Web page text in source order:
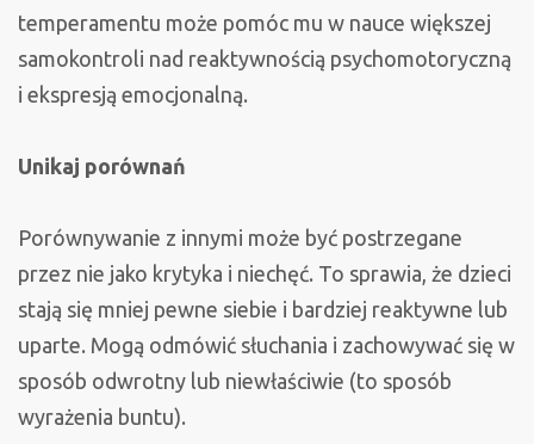
temperamentu może pomóc mu w nauce większej
samokontroli nad reaktywnością psychomotoryczną
i ekspresją emocjonalną.
Unikaj porównań
Porównywanie z innymi może być postrzegane
przez nie jako krytyka i niechęć. To sprawia, że dzieci
stają się mniej pewne siebie i bardziej reaktywne lub
uparte. Mogą odmówić słuchania i zachowywać się w
sposób odwrotny lub niewłaściwie (to sposób
wyrażenia buntu).